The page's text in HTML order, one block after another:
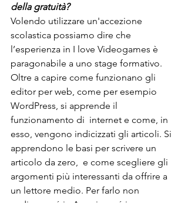
della gratuità?
Volendo utilizzare un'accezione
scolastica possiamo dire che
l’esperienza in I love Videogames è
paragonabile a uno stage formativo.
Oltre a capire come funzionano gli
editor per web, come per esempio
WordPress, si apprende il
funzionamento di  internet e come, in
esso, vengono indicizzati gli articoli. Si
apprendono le basi per scrivere un
articolo da zero,  e come scegliere gli
argomenti più interessanti da offrire a
un lettore medio. Per farlo non